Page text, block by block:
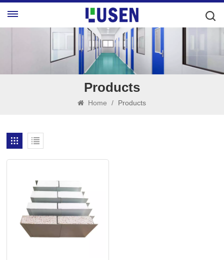
Products
Home / Products